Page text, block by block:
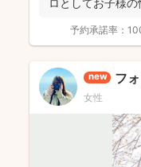
予約承諾率：
new フ
女性